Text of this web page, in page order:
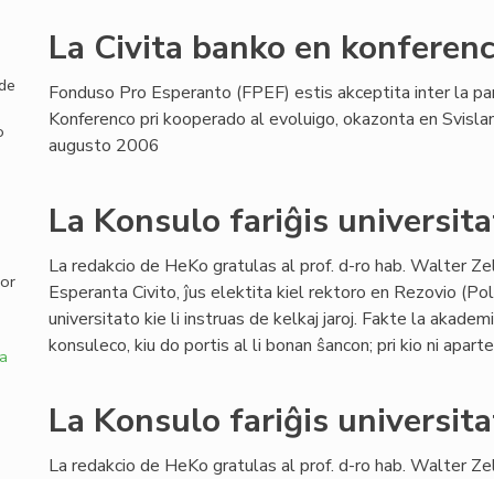
La Civita banko en
Fonduso Pro Esperanto (FPEF) estis akceptita inter la
Konferenco pri kooperado al evoluigo, okazonta en
augusto 2006
La Konsulo fariĝis
La redakcio de HeKo gratulas al prof. d-ro hab. Walter
Esperanta Civito, ĵus elektita kiel rektoro en Rezovio
universitato kie li instruas de kelkaj jaroj. Fakte la
konsuleco, kiu do portis al li bonan ŝancon; pri kio ni
La Konsulo fariĝis
La redakcio de HeKo gratulas al prof. d-ro hab. Walter